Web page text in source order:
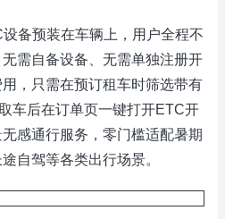
备预装在车辆上，用户全程不
需自备设备、无需单独注册开
，只需在预订租车时筛选带有
车后在订单页一键打开ETC开
感通行服务，零门槛适配暑期
自驾等各类出行场景。